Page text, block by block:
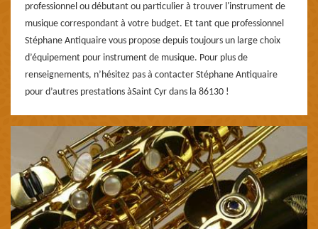
professionnel ou débutant ou particulier à trouver l'instrument de
musique correspondant à votre budget. Et tant que professionnel
Stéphane Antiquaire vous propose depuis toujours un large choix
d’équipement pour instrument de musique. Pour plus de
renseignements, n’hésitez pas à contacter Stéphane Antiquaire
pour d’autres prestations àSaint Cyr dans la 86130 !